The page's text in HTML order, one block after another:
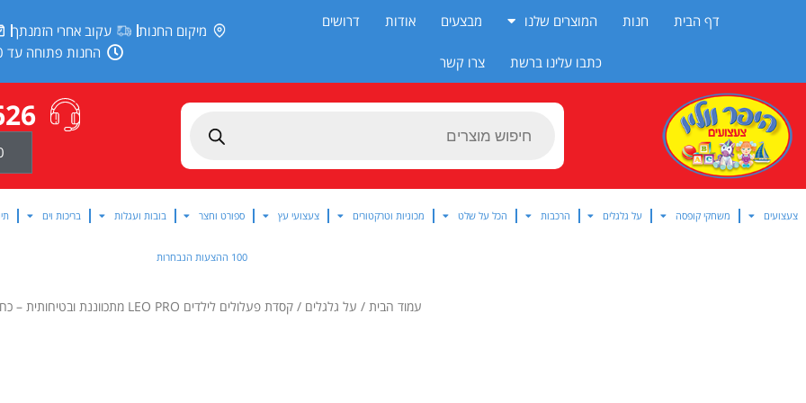
דף הבית חנות המוצרים שלנו מבצעים אודות דרושים
כתבו עלינו ברשת צרו קשר
מיקום החנות עקוב אחרי הזמנתך
החנות פתוחה עד 20:00
Products
צעצועים משחקי קופסה על גלגלים הרכבות הכל על שלט מכוניות וטרקטורים צעצועי עץ ספורט וחצר בובות ועגלות בריכות וים
100 ההצעות הנבחרות
עמוד הבית / על גלגלים / קסדת פעלולים לילדים LEO PRO מתכווננת ובטיחותית – כחולה